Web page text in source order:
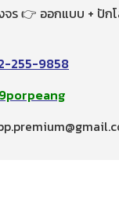
จร 👉 ออกแบบ + ปัก
255-9858